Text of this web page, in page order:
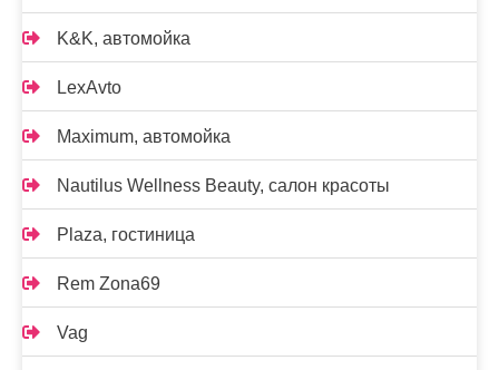
K&K, автомойка
LexAvto
Maximum, автомойка
Nautilus Wellness Beauty, салон красоты
Plaza, гостиница
Rem Zona69
Vag